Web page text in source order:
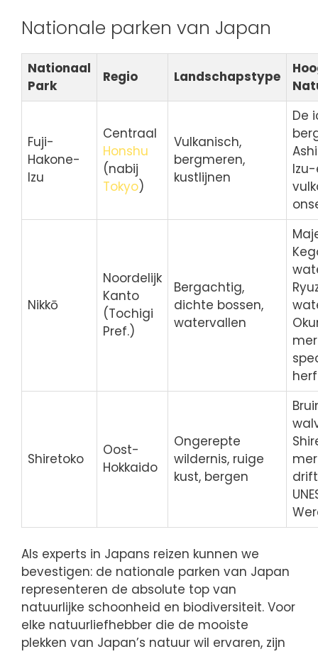
Nationale parken van Japan
Nationaal
Park
Regio Landschapstype
Fuji-
Hakone-
Izu
Centraal
Honshu
(nabij
Tokyo)
Vulkanisch,
bergmeren,
kustlijnen
De
Nikkō
Noordelijk
Kanto
(Tochigi
Pref.)
Bergachtig,
dichte bossen,
watervallen
Shiretoko
Oost-
Hokkaido
Ongerepte
wildernis, ruige
kust, bergen
Als experts in Japans reizen kunnen we
bevestigen: de nationale parken van Japan
representeren de absolute top van
natuurlijke schoonheid en biodiversiteit. Voor
elke natuurliefhebber die de mooiste
plekken van Japan’s natuur wil ervaren, zijn